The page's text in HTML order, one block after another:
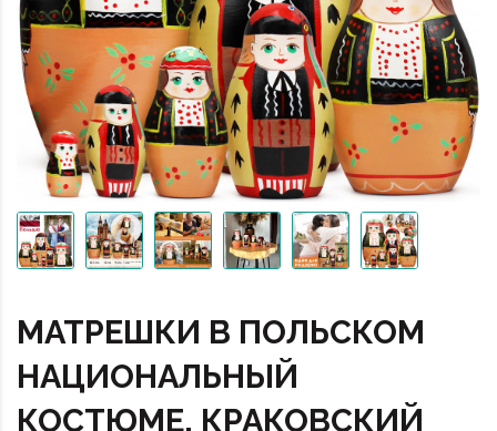
МАТРЕШКИ В ПОЛЬСКОМ
НАЦИОНАЛЬНЫЙ
КОСТЮМЕ, КРАКОВСКИЙ